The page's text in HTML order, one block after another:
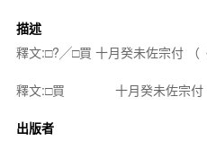
描述
釋文:□?╱□買 十月癸未佐宗付 （
釋文:□買 十月癸未佐宗付（
出版者